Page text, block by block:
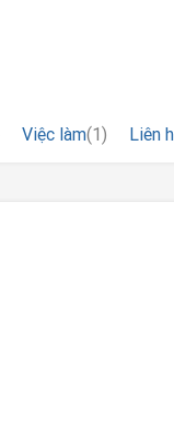
Việc làm(1) Liên